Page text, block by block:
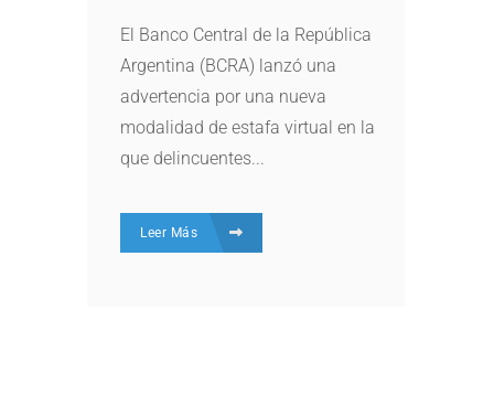
El Banco Central de la República
Argentina (BCRA) lanzó una
advertencia por una nueva
modalidad de estafa virtual en la
que delincuentes...
Leer Más